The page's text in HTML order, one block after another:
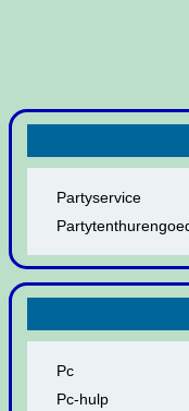
Partyservice
Pc
Pc-hulp